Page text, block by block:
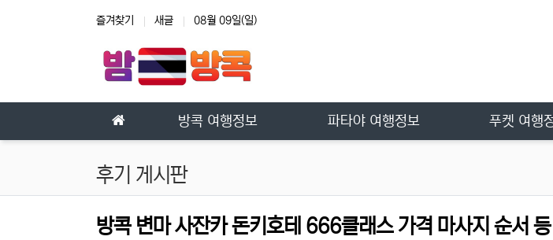
즐겨찾기 새글 08월 09일(일)
방콕 여행정보 파타야 여행정보 푸켓 여행
후기 게시판
방콕 변마 사잔카 돈키호테 666클래스 가격 마사지 순서